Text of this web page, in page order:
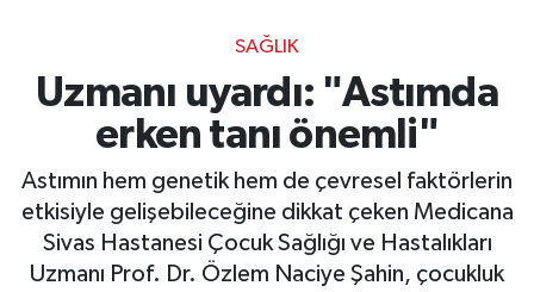
SAĞLIK
Uzmanı uyardı: "Astımda
erken tanı önemli"
Astımın hem genetik hem de çevresel faktörlerin
etkisiyle gelişebileceğine dikkat çeken Medicana
Sivas Hastanesi Çocuk Sağlığı ve Hastalıkları
Uzmanı Prof. Dr. Özlem Naciye Şahin, çocukluk
RESMİ İLANLAR
KÖŞE YAZILARI
SİYASET
Bursa Trafik Yoğunluk Haritası
Süper Lig Puan Durumu ve Fikstür
Tüm Manşetler
Son Dakika Haberleri